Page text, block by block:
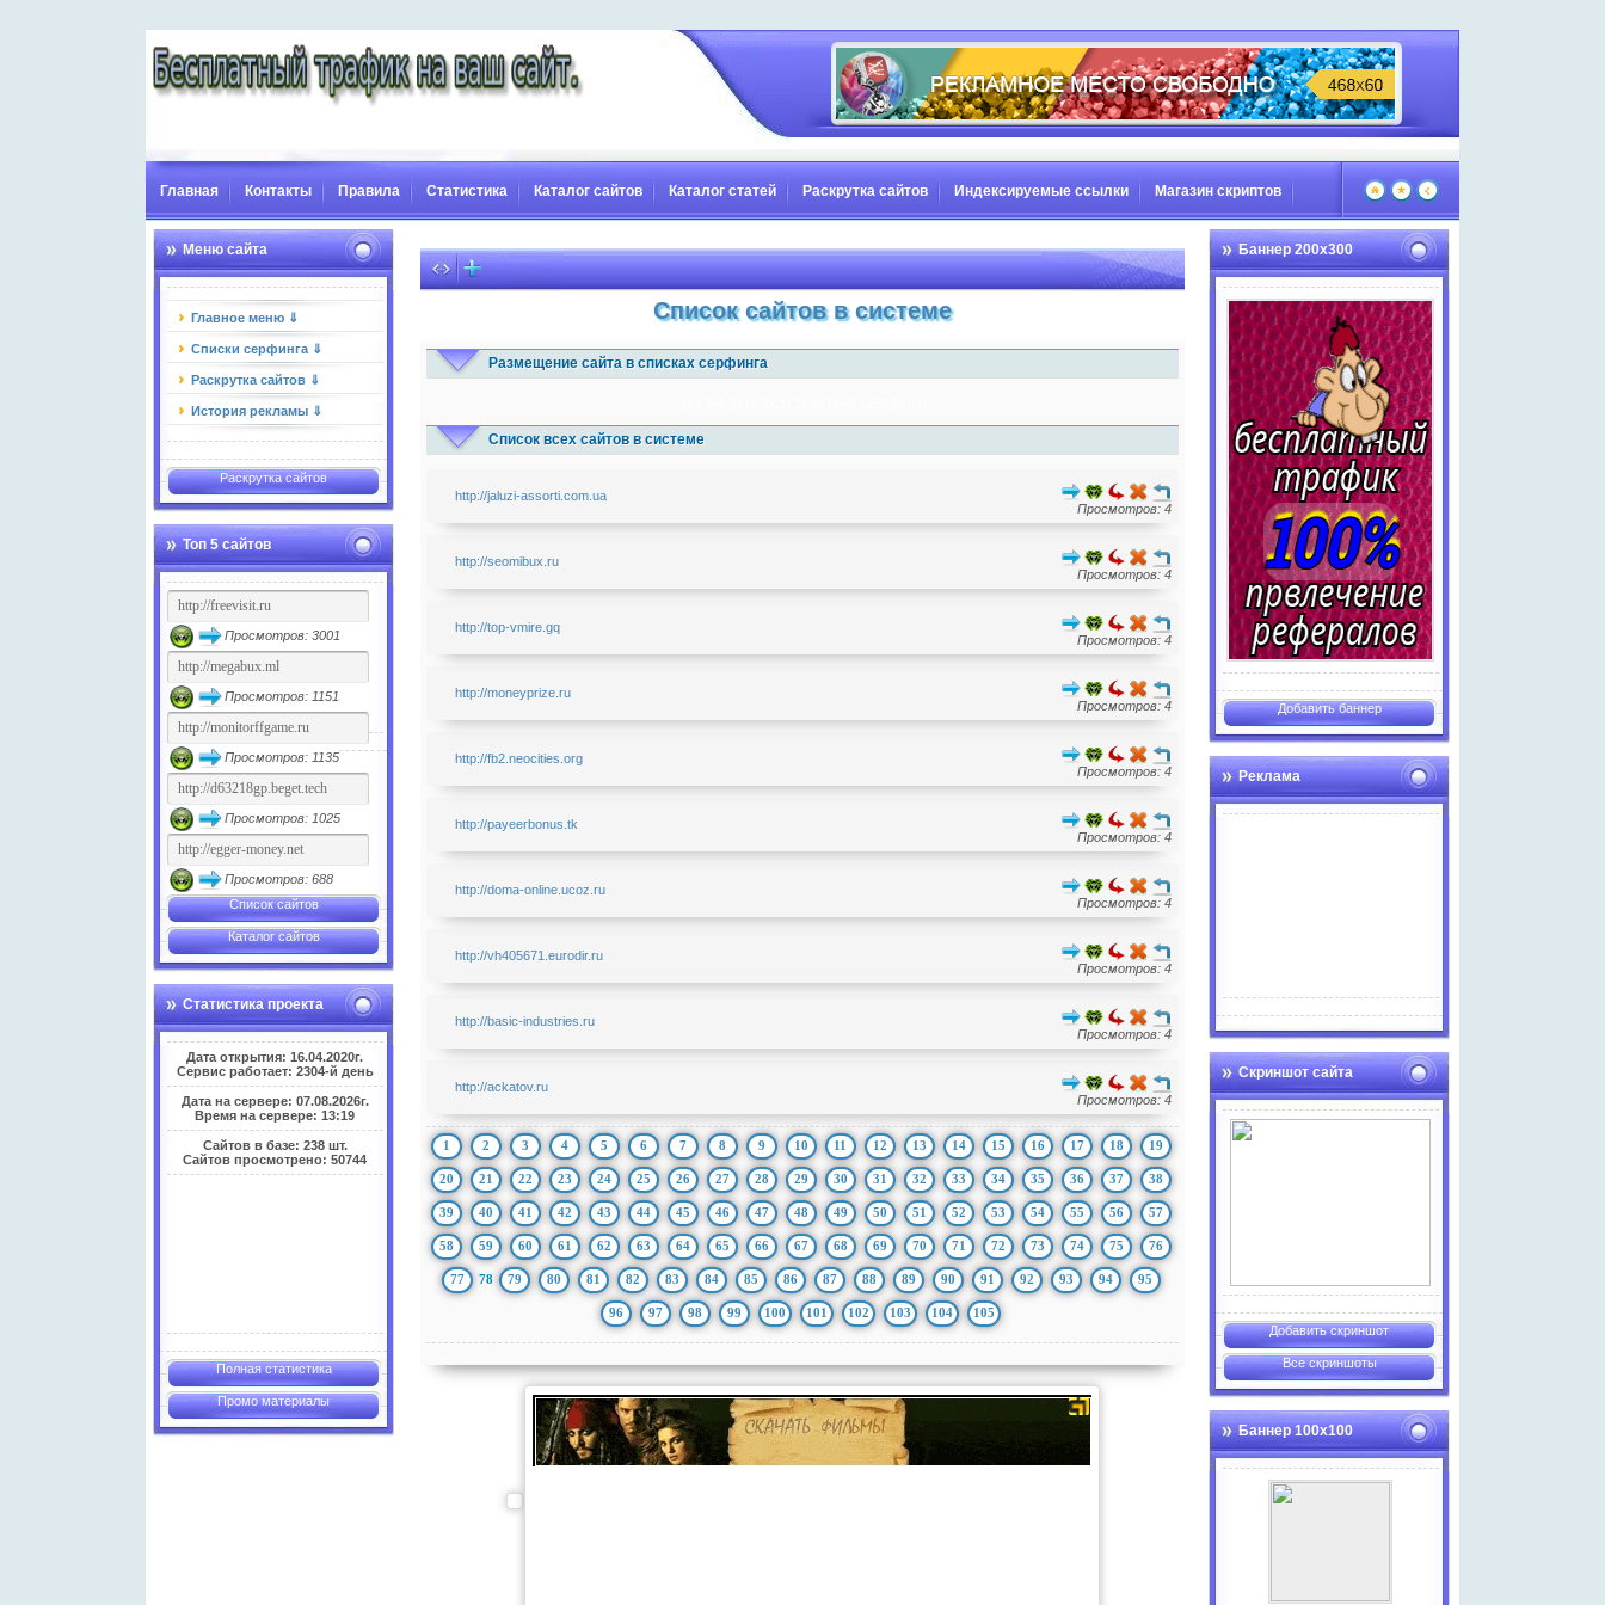
Главная Контакты Правила Статистика Каталог сайтов Каталог статей Раскрутка сайтов Индексируемые ссылки Магазин скриптов
Меню сайта
Главное меню ⇓
Списки серфинга ⇓
Раскрутка сайтов ⇓
История рекламы ⇓
Раскрутка сайтов
Топ 5 сайтов
Просмотров: 3001
Просмотров: 1151
Просмотров: 1135
Просмотров: 1025
Просмотров: 688
Список сайтов
Каталог сайтов
Статистика проекта
Дата открытия: 16.04.2020г.
Сервис работает: 2304-й день
Дата на сервере: 07.08.2026г.
Время на сервере: 13:19
Сайтов в базе: 238 шт.
Сайтов просмотрено: 50744
Полная статистика
Промо материалы
Баннер 200х300
Добавить баннер
Реклама
Скриншот сайта
Добавить скриншот
Все скриншоты
Баннер 100х100
Список сайтов в системе
Размещение сайта в списках серфинга
Список всех сайтов в системе
http://jaluzi-assorti.com.ua
Просмотров: 4
http://seomibux.ru
Просмотров: 4
http://top-vmire.gq
Просмотров: 4
http://moneyprize.ru
Просмотров: 4
http://fb2.neocities.org
Просмотров: 4
http://payeerbonus.tk
Просмотров: 4
http://doma-online.ucoz.ru
Просмотров: 4
http://vh405671.eurodir.ru
Просмотров: 4
http://basic-industries.ru
Просмотров: 4
http://ackatov.ru
Просмотров: 4
1 2 3 4 5 6 7 8 9 10 11 12 13 14 15 16 17 18 19
20 21 22 23 24 25 26 27 28 29 30 31 32 33 34 35 36 37 38
39 40 41 42 43 44 45 46 47 48 49 50 51 52 53 54 55 56 57
58 59 60 61 62 63 64 65 66 67 68 69 70 71 72 73 74 75 76
77 78 79 80 81 82 83 84 85 86 87 88 89 90 91 92 93 94 95
96 97 98 99 100 101 102 103 104 105